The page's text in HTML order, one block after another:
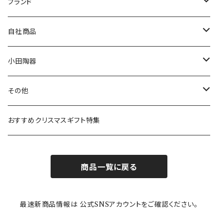
プレート
ボウル
ガラスウェア
カトラリー
80th記念アイテム
リトルミイの日記念アイテム
MOOMIN ANIMATION
スヌーピー
ピーターラビット
ポケットモンスター
mofusand（モフサンド）
mofsand×日比谷花壇
ブランド
LA AMYS(エミーズ)
LISA LARSON(リサラーソン)
LAURA ASHLEY(ローラ アシュレイ)
Finlayson(フィンレイソン)
HANAE MORI(ハナエモリ)
自社商品
ねこ企画
Cecera(セセラ)
CELEC(セレック)
隅切り重箱
小田陶器
さざなみ
吉祥
メイメイウェア
SoSo(ソソ）
その他
リサイクル食器
おすすめクリスマスギフト特集
商品一覧に戻る
最速新商品情報は 公式SNSアカウントをご確認ください。